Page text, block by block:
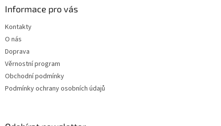
Informace pro vás
Kontakty
O nás
Doprava
Věrnostní program
Obchodní podmínky
Podmínky ochrany osobních údajů